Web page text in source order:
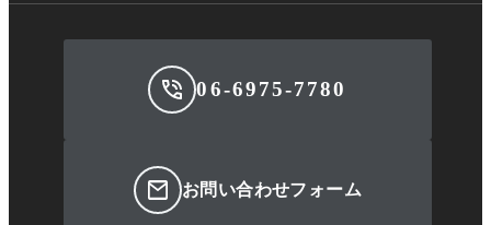
06-6975-7780
お問い合わせフォーム